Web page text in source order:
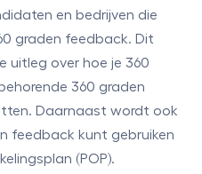
en bedrijven die
graden feedback. Dit
uitleg over hoe je 360
360 graden
Daarnaast wordt ook
feedback kunt gebruiken
(POP).